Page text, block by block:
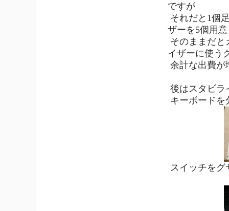
ですが
それだと1個
ザーを5個用
そのままだと
イザーに使う
余計な出費が
後はスタビラ
キーボードを
スイッチを